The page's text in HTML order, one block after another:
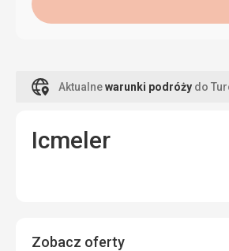
Aktualnewarunki podróży do
Icmeler
Zobacz oferty